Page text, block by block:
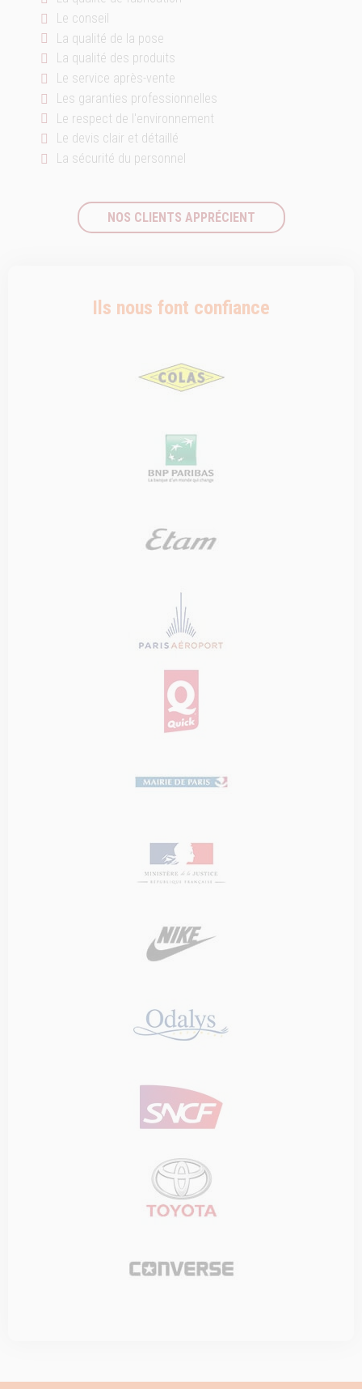
Le conseil
La qualité de la pose
La qualité des produits
Le service après-vente
Les garanties professionnelles
Le respect de l'environnement
Le devis clair et détaillé
La sécurité du personnel
NOS CLIENTS APPRÉCIENT
Ils nous font confiance